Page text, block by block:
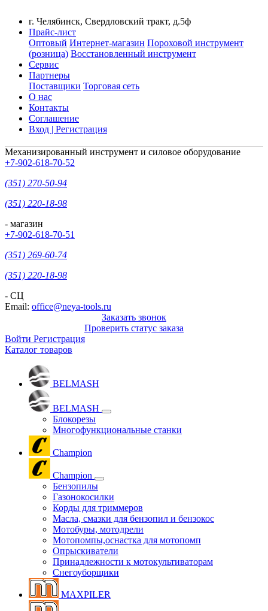
г. Челябинск, Свердловский тракт, д.5ф
Прайс-лист
Оптовый Интернет-магазин Пороховой инструмент
(розница) Восстановленный инструмент
Сервис
Партнеры
Поставщики Торговая сеть
О нас
Контакты
Соглашение
Вход | Регистрация
Механизированный инструмент и силовое оборудование
+7-902-618-70-52
(351) 270-50-94
(351) 220-18-98
- магазин
+7-902-618-70-51
(351) 269-60-74
(351) 220-18-98
- СЦ
Email: office@neya-tools.ru
Заказать звонок
Проверить статус заказа
Войти Регистрация
Каталог товаров
BELMASH
BELMASH
Блокорезы
Многофункциональные станки
Champion
Champion
Бензопилы
Газонокосилки
Корды для триммеров
Масла, смазки для бензопил и бензокос
Мотобуры, мотодрели
Мотопомпы,оснастка для мотопомп
Опрыскиватели
Принадлежности к мотокультиваторам
Снегоуборщики
MAXPILER